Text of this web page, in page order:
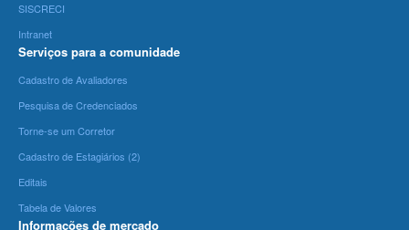
SISCRECI
Intranet
Serviços para a comunidade
Cadastro de Avaliadores
Pesquisa de Credenciados
Torne-se um Corretor
Cadastro de Estagiários (2)
Editais
Tabela de Valores
Informações de mercado